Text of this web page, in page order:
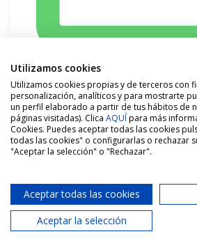
¿Necesitas
Utilizamos cookies
Utilizamos cookies propias y de terceros con
personalización, analíticos y para mostrarte
un perfil elaborado a partir de tus hábitos de
páginas visitadas). Clica AQUÍpara más
Cookies. Puedes aceptar todas las cookies
todas las cookies" o configurarlas o rechazar
"Aceptar la selección" o "Rechazar".
Aceptar todas las cookies
Aceptar la selección